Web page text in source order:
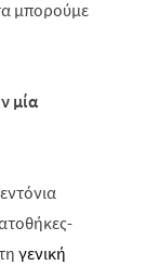
μπορούμε
μία
γενική